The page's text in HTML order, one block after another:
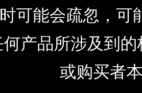
可能会疏忽，
何产品所涉及到
或购买者